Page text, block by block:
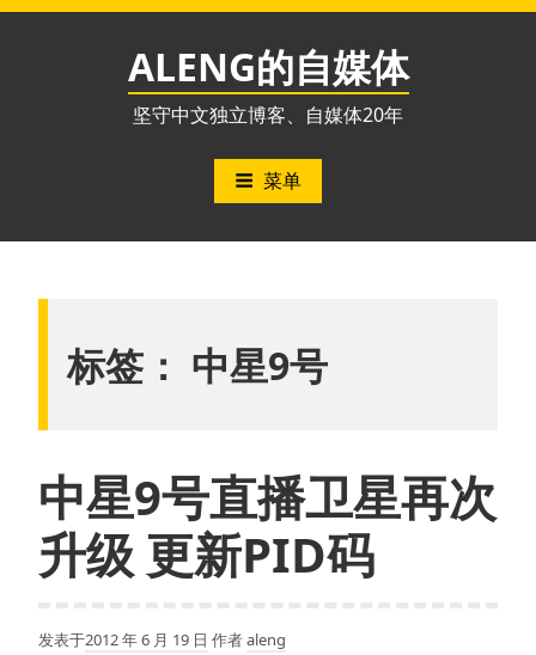
跳
ALENG的自媒体
坚守中文独立博客、自媒体20年
菜单
标签： 中星9号
中星9号直播卫星再次
升级 更新PID码
发表于2012 年 6 月 19 日 作者aleng